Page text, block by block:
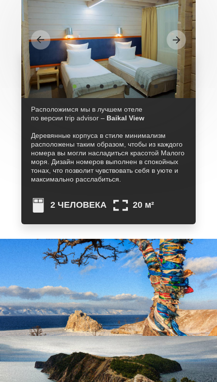
2 ЧЕЛОВЕКА 20 м²
Расположимся мы в лучшем отеле
по версии trip advisor – Baikal View
Деревянные корпуса в стиле минимализм
расположены таким образом, чтобы из каждого
номера вы могли насладиться красотой Малого
моря. Дизайн номеров выполнен в спокойных
тонах, что позволит чувствовать себя в уюте и
максимально расслабиться.